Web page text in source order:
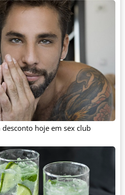
hoje em sex club